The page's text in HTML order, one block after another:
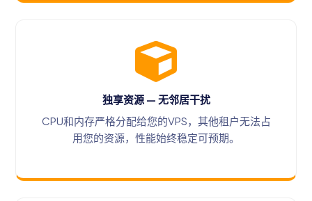
独享资源 — 无邻居干扰
CPU和内存严格分配给您的VPS，其他租户无法占
用您的资源，性能始终稳定可预期。